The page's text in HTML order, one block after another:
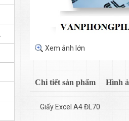
Xem ảnh lớn
Chi tiết sản phẩm Hình
Giấy Excel A4 ĐL70